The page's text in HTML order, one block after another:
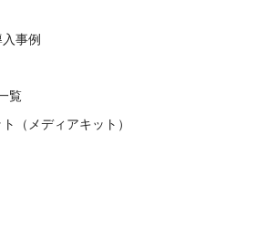
事例
覧
（メディアキット）